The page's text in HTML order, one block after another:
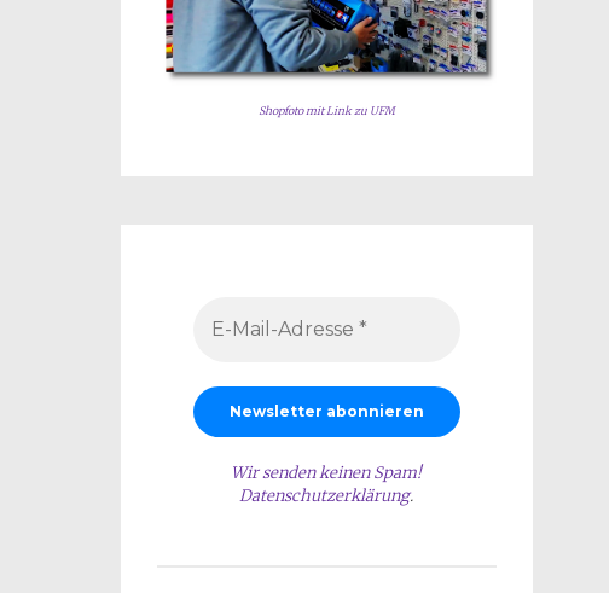
Shopfoto mit Link zu UFM
Wir senden keinen Spam!
Datenschutzerklärung.